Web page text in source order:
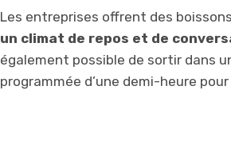
Les entreprises offrent des
un climat de repos et de
également possible de sortir dans
programmée d’une demi-heure